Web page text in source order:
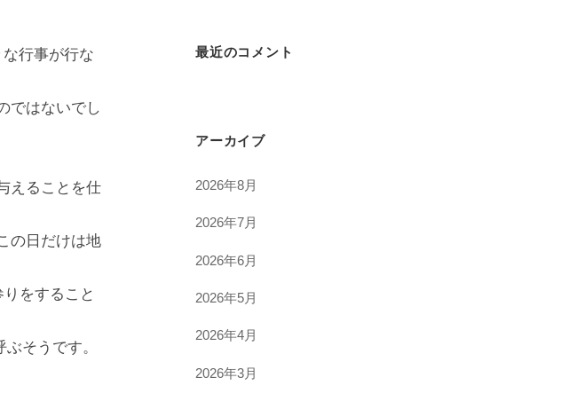
行事が行な
ではないでし
えることを仕
の日だけは地
をすること
そうです。
最近のコメント
アーカイブ
2026年8月
2026年7月
2026年6月
2026年5月
2026年4月
2026年3月